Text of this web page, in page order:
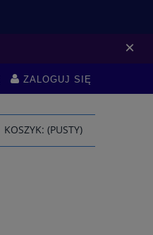
×
ZALOGUJ SIĘ
KOSZYK: (PUSTY)